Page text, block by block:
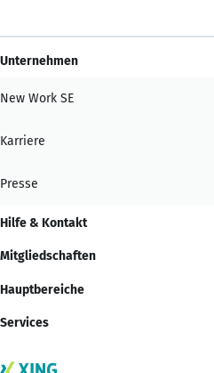
Unternehmen
New Work SE
Karriere
Presse
Hilfe & Kontakt
Mitgliedschaften
Hauptbereiche
Services